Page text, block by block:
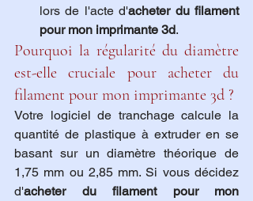
lors de l'acte d'acheter du filament
pour mon imprimante 3d.
Pourquoi la régularité du diamètre
est-elle cruciale pour acheter du
filament pour mon imprimante 3d ?
Votre logiciel de tranchage calcule la
quantité de plastique à extruder en se
basant sur un diamètre théorique de
1,75 mm ou 2,85 mm. Si vous décidez
d'acheter du filament pour mon